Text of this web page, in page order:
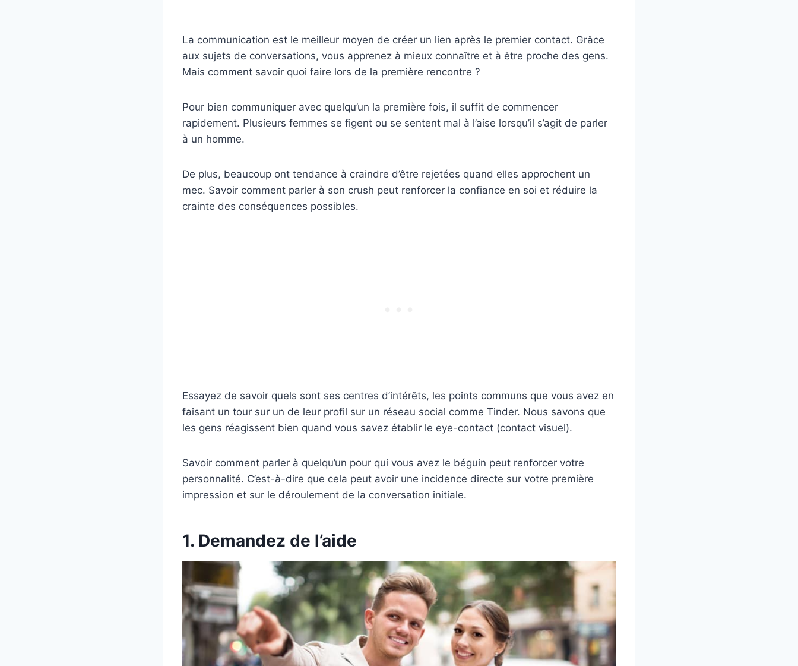
La communication est le meilleur moyen de créer un lien après le premier contact. Grâce
aux sujets de conversations, vous apprenez à mieux connaître et à être proche des gens.
Mais comment savoir quoi faire lors de la première rencontre ?
Pour bien communiquer avec quelqu’un la première fois, il suffit de commencer
rapidement. Plusieurs femmes se figent ou se sentent mal à l’aise lorsqu’il s’agit de parler
à un homme.
De plus, beaucoup ont tendance à craindre d’être rejetées quand elles approchent un
mec. Savoir comment parler à son crush peut renforcer la confiance en soi et réduire la
crainte des conséquences possibles.
Essayez de savoir quels sont ses centres d’intérêts, les points communs que vous avez en
faisant un tour sur un de leur profil sur un réseau social comme Tinder. Nous savons que
les gens réagissent bien quand vous savez établir le eye-contact (contact visuel).
Savoir comment parler à quelqu’un pour qui vous avez le béguin peut renforcer votre
personnalité. C’est-à-dire que cela peut avoir une incidence directe sur votre première
impression et sur le déroulement de la conversation initiale.
1. Demandez de l’aide